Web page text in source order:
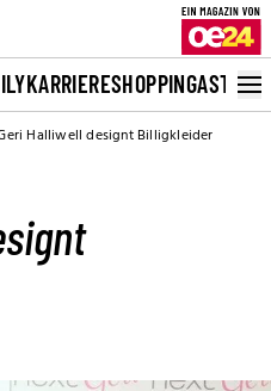
KARRIERESHOPPINGASTRO
Halliwell designt Billigkleider